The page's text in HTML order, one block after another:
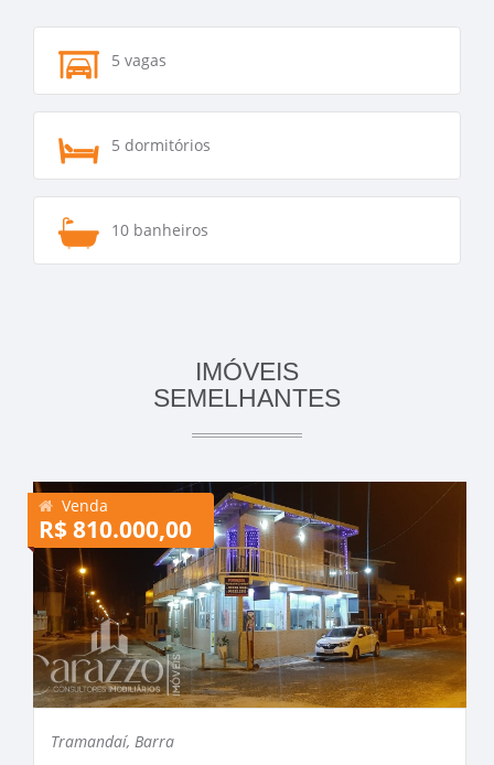
5 vagas
5 dormitórios
10 banheiros
IMÓVEIS
SEMELHANTES
Venda
R$ 810.000,00
Tramandaí, Barra